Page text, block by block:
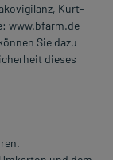
Kurt-
www.bfarm.de
Sie dazu
dieses